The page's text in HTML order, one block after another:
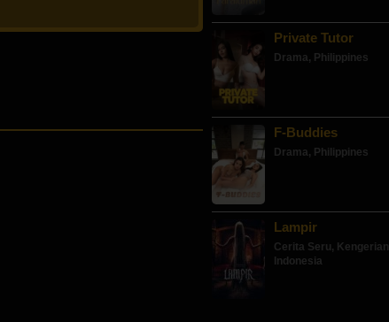
Private Tutor
Drama, Philippines
F-Buddies
Drama, Philippines
Lampir
Cerita Seru, Kengerian
Indonesia